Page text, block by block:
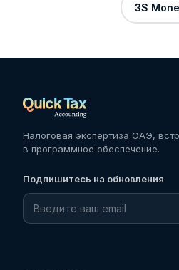
3S
Налоговая экспертиза ОАЭ,
в программное обеспечение.
Подпишитесь на обновления